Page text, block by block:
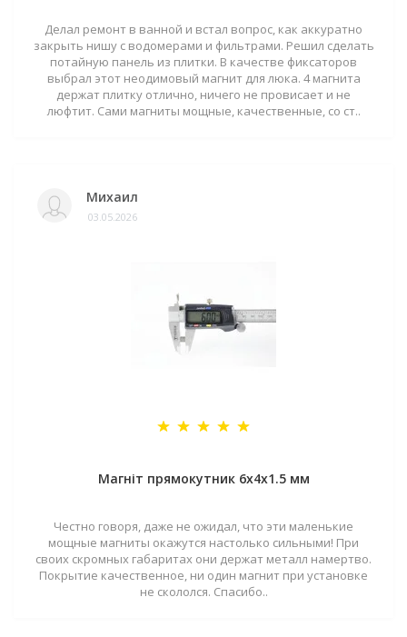
Делал ремонт в ванной и встал вопрос, как аккуратно
закрыть нишу с водомерами и фильтрами. Решил сделать
потайную панель из плитки. В качестве фиксаторов
выбрал этот неодимовый магнит для люка. 4 магнита
держат плитку отлично, ничего не провисает и не
люфтит. Сами магниты мощные, качественные, со ст..
Михаил
03.05.2026
Магніт прямокутник 6х4х1.5 мм
Честно говоря, даже не ожидал, что эти маленькие
мощные магниты окажутся настолько сильными! При
своих скромных габаритах они держат металл намертво.
Покрытие качественное, ни один магнит при установке
не скололся. Спасибо..